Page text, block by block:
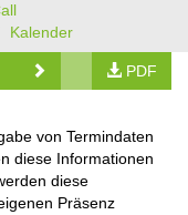
Kalender
PDF
von Termindaten
diese Informationen
diese
Präsenz